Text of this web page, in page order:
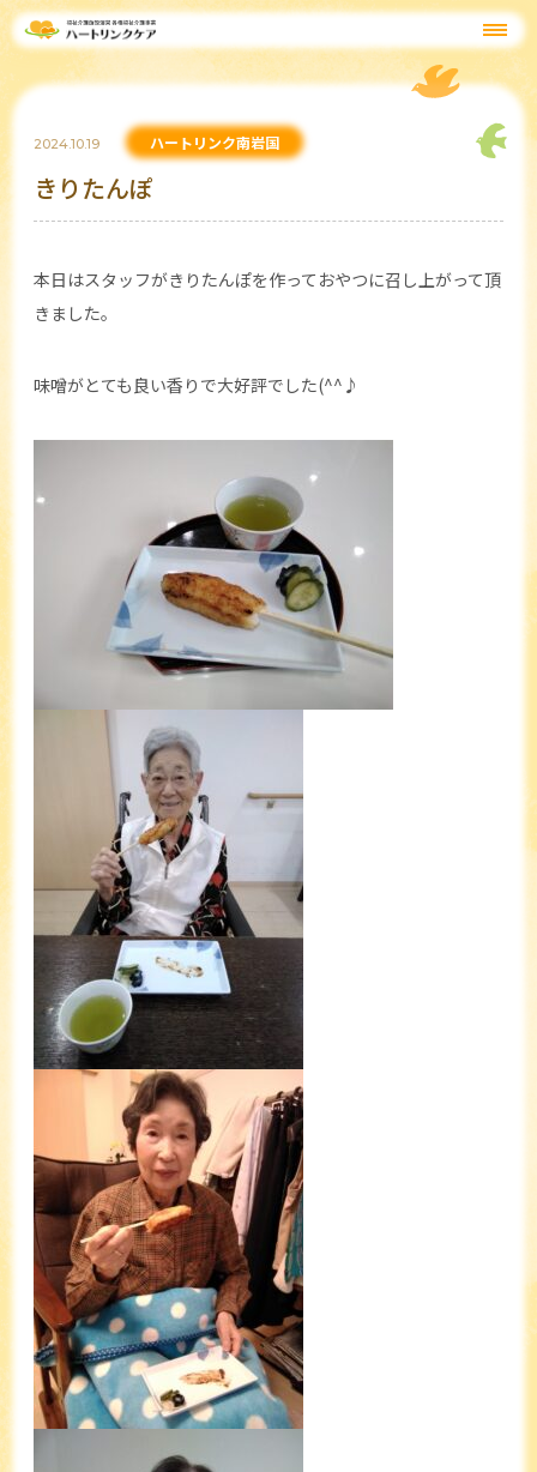
2024.10.19 ハートリンク南岩国
きりたんぽ
本日はスタッフがきりたんぽを作っておやつに召し上がって頂
きました。
味噌がとても良い香りで大好評でした(^^♪